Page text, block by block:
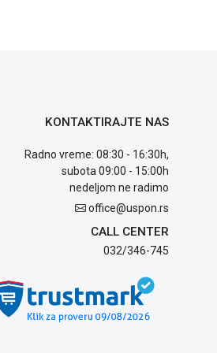
KONTAKTIRAJTE NAS
Radno vreme: 08:30 - 16:30h,
subota 09:00 - 15:00h
nedeljom ne radimo
office@uspon.rs
CALL CENTER
032/346-745